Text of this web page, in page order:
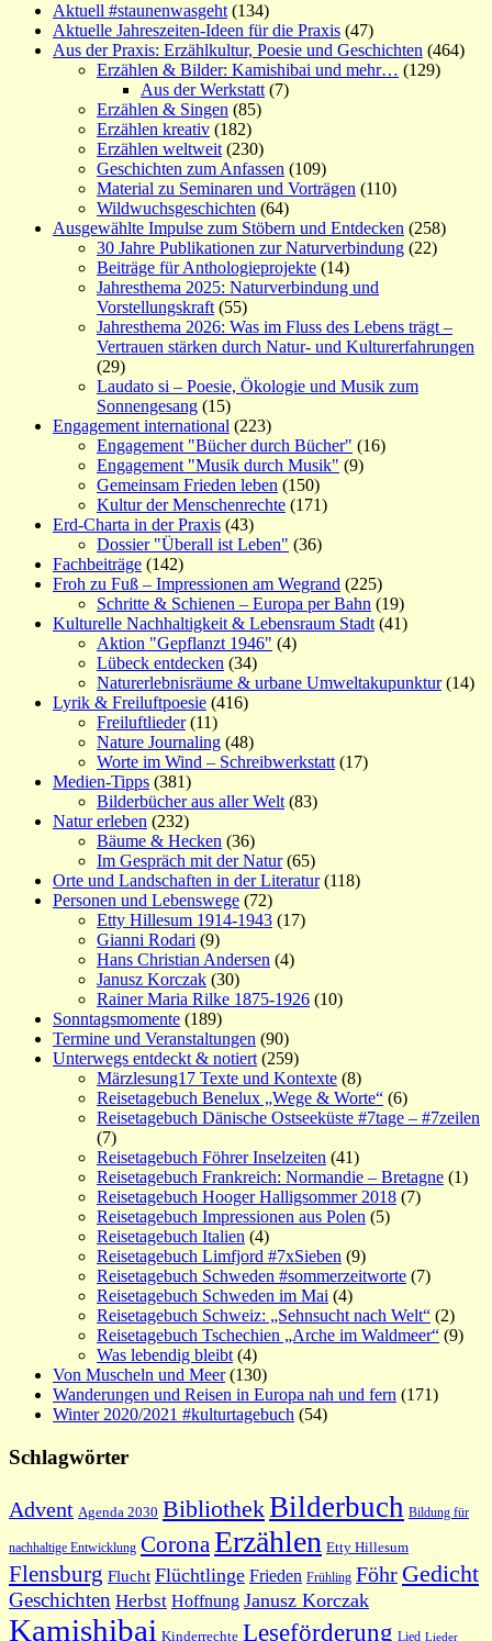
Aktuell #staunenwasgeht (134)
Aktuelle Jahreszeiten-Ideen für die Praxis (47)
Aus der Praxis: Erzählkultur, Poesie und Geschichten (464)
Erzählen & Bilder: Kamishibai und mehr… (129)
Aus der Werkstatt (7)
Erzählen & Singen (85)
Erzählen kreativ (182)
Erzählen weltweit (230)
Geschichten zum Anfassen (109)
Material zu Seminaren und Vorträgen (110)
Wildwuchsgeschichten (64)
Ausgewählte Impulse zum Stöbern und Entdecken (258)
30 Jahre Publikationen zur Naturverbindung (22)
Beiträge für Anthologieprojekte (14)
Jahresthema 2025: Naturverbindung und
Vorstellungskraft (55)
Jahresthema 2026: Was im Fluss des Lebens trägt –
Vertrauen stärken durch Natur- und Kulturerfahrungen
(29)
Laudato si – Poesie, Ökologie und Musik zum
Sonnengesang (15)
Engagement international (223)
Engagement "Bücher durch Bücher" (16)
Engagement "Musik durch Musik" (9)
Gemeinsam Frieden leben (150)
Kultur der Menschenrechte (171)
Erd-Charta in der Praxis (43)
Dossier "Überall ist Leben" (36)
Fachbeiträge (142)
Froh zu Fuß – Impressionen am Wegrand (225)
Schritte & Schienen – Europa per Bahn (19)
Kulturelle Nachhaltigkeit & Lebensraum Stadt (41)
Aktion "Gepflanzt 1946" (4)
Lübeck entdecken (34)
Naturerlebnisräume & urbane Umweltakupunktur(14)
Lyrik & Freiluftpoesie (416)
Freiluftlieder(11)
Nature Journaling (48)
Worte im Wind – Schreibwerkstatt (17)
Medien-Tipps (381)
Bilderbücher aus aller Welt (83)
Natur erleben (232)
Bäume & Hecken (36)
Im Gespräch mit der Natur(65)
Orte und Landschaften in der Literatur(118)
Personen und Lebenswege (72)
Etty Hillesum 1914-1943 (17)
Gianni Rodari (9)
Hans Christian Andersen (4)
Janusz Korczak (30)
Rainer Maria Rilke 1875-1926 (10)
Sonntagsmomente (189)
Termine und Veranstaltungen (90)
Unterwegs entdeckt & notiert (259)
Märzlesung17 Texte und Kontexte (8)
Reisetagebuch Benelux „Wege & Worte“ (6)
Reisetagebuch Dänische Ostseeküste #7tage – #7zeilen
(7)
Reisetagebuch Föhrer Inselzeiten (41)
Reisetagebuch Frankreich: Normandie – Bretagne (1)
Reisetagebuch Hooger Halligsommer 2018 (7)
Reisetagebuch Impressionen aus Polen (5)
Reisetagebuch Italien (4)
Reisetagebuch Limfjord #7xSieben (9)
Reisetagebuch Schweden #sommerzeitworte (7)
Reisetagebuch Schweden im Mai (4)
Reisetagebuch Schweiz: „Sehnsucht nach Welt“ (2)
Reisetagebuch Tschechien „Arche im Waldmeer“ (9)
Was lebendig bleibt (4)
Von Muscheln und Meer(130)
Wanderungen und Reisen in Europa nah und fern (171)
Winter 2020/2021 #kulturtagebuch (54)
Schlagwörter
Advent Agenda 2030 BibliothekBilderbuch Bildung für
nachhaltige Entwicklung Corona Erzählen Etty Hillesum
Flensburg Flucht Flüchtlinge Frieden Frühling Föhr Gedicht
Geschichten Herbst Hoffnung Janusz Korczak
Kamishibai Kinderrechte Leseförderung Lied Lieder